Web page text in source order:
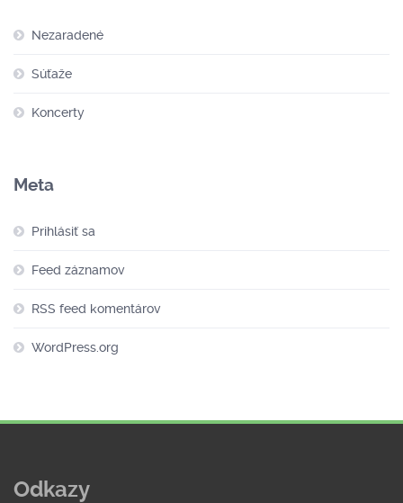
Nezaradené
Súťaže
Koncerty
Meta
Prihlásiť sa
Feed záznamov
RSS feed komentárov
WordPress.org
Odkazy